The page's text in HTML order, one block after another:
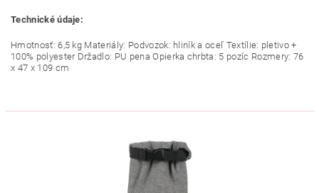
Technické údaje:
Hmotnosť: 6,5 kg Materiály: Podvozok: hliník a oceľ Textílie: pletivo +
100% polyester Držadlo: PU pena Opierka chrbta: 5 pozíc Rozmery: 76
x 47 x 109 cm